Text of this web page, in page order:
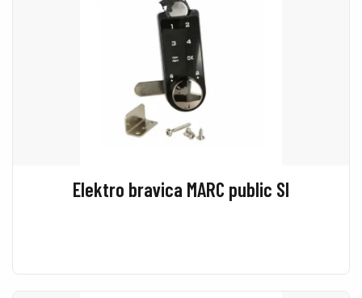
Elektro bravica MARC public SI